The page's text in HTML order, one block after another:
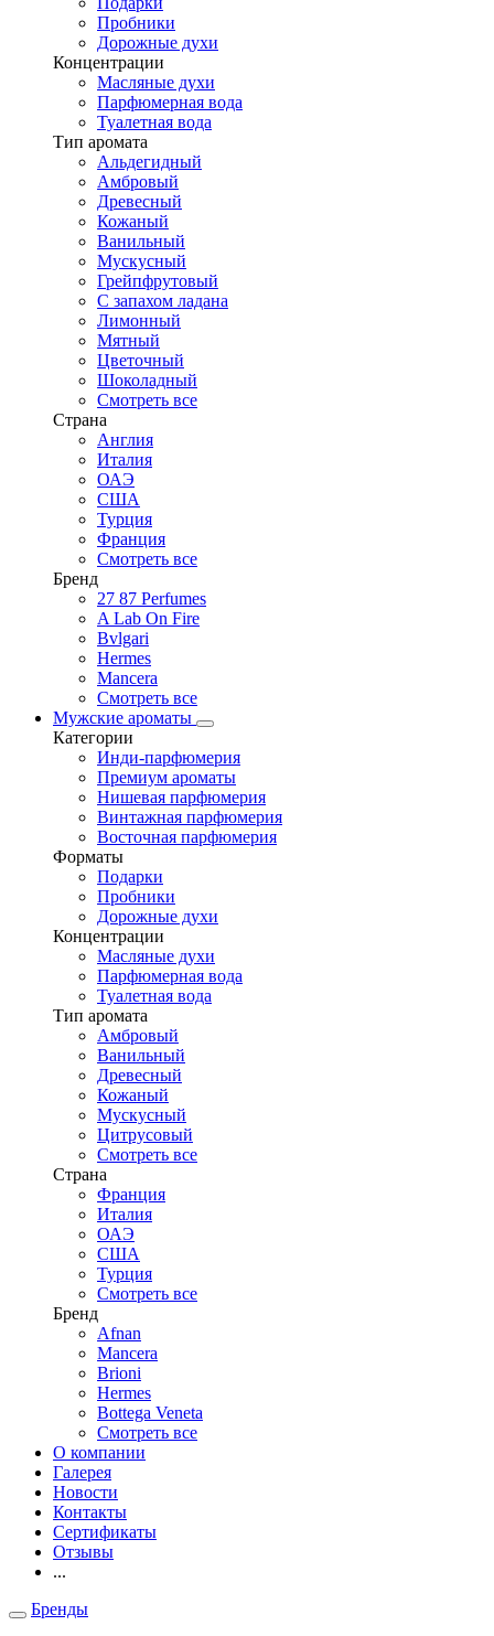
Пробники
Дорожные духи
Концентрации
Масляные духи
Парфюмерная вода
Туалетная вода
Тип аромата
Альдегидный
Амбровый
Древесный
Кожаный
Ванильный
Мускусный
Грейпфрутовый
С запахом ладана
Лимонный
Мятный
Цветочный
Шоколадный
Смотреть все
Страна
Англия
Италия
ОАЭ
США
Турция
Франция
Смотреть все
Бренд
27 87 Perfumes
A Lab On Fire
Bvlgari
Hermes
Mancera
Смотреть все
Мужские ароматы
Категории
Инди-парфюмерия
Премиум ароматы
Нишевая парфюмерия
Винтажная парфюмерия
Восточная парфюмерия
Форматы
Подарки
Пробники
Дорожные духи
Концентрации
Масляные духи
Парфюмерная вода
Туалетная вода
Тип аромата
Амбровый
Ванильный
Древесный
Кожаный
Мускусный
Цитрусовый
Смотреть все
Страна
Франция
Италия
ОАЭ
США
Турция
Смотреть все
Бренд
Afnan
Mancera
Brioni
Hermes
Bottega Veneta
Смотреть все
О компании
Галерея
Новости
Контакты
Сертификаты
Отзывы
...
Бренды